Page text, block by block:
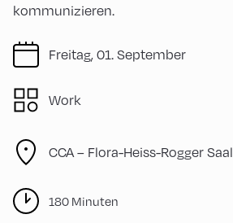
Freitag, 01. September
Work
CCA – Flora-Heiss-Rogger Saal
180 Minuten
kommunizieren.